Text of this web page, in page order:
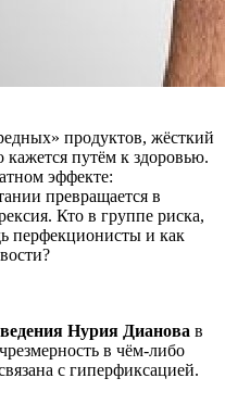
продуктов, жёсткий
кажется путём к здоровью.
эффекте:
превращается в
Кто в группе риска,
перфекционисты и как
Нурия Дианова в
в чём-либо
с гиперфиксацией.